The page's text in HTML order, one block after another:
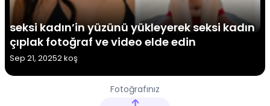
seksi kadın’in yüzünü yükleyerek seksi kadın
çıplak fotoğraf ve video elde edin
Sep 21, 20252 koş
Fotoğrafınız